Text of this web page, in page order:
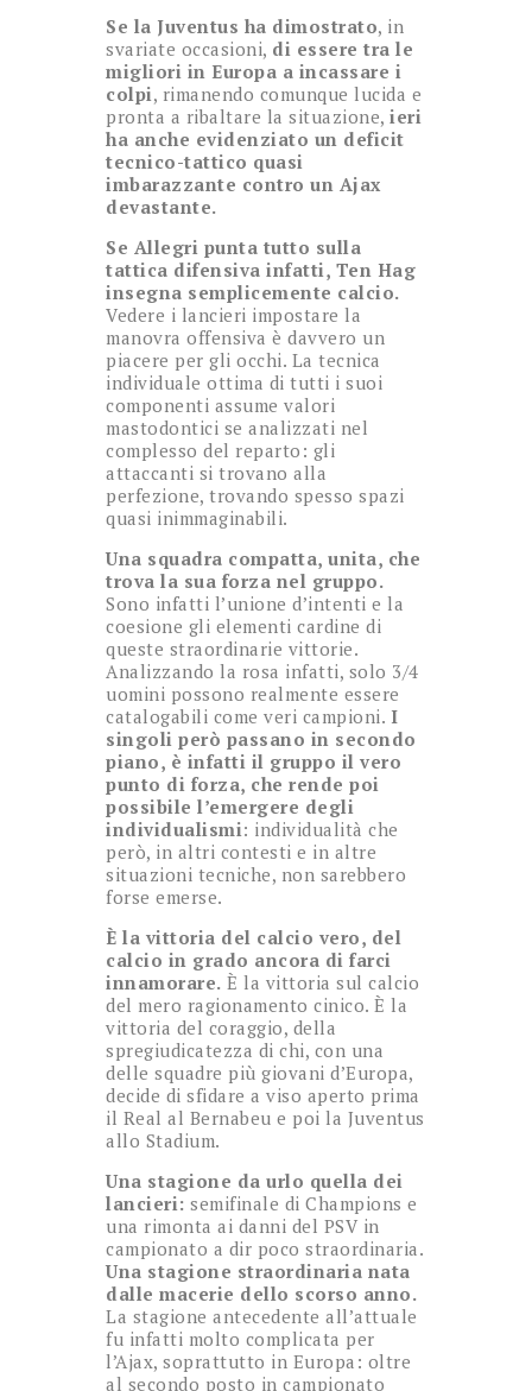
Se la Juventus ha dimostrato, in
svariate occasioni, di essere tra le
migliori in Europa a incassare i
colpi, rimanendo comunque lucida e
pronta a ribaltare la situazione, ieri
ha anche evidenziato un deficit
tecnico-tattico quasi
imbarazzante contro un Ajax
devastante.
Se Allegri punta tutto sulla
tattica difensiva infatti, Ten Hag
insegna semplicemente calcio.
Vedere i lancieri impostare la
manovra offensiva è davvero un
piacere per gli occhi. La tecnica
individuale ottima di tutti i suoi
componenti assume valori
mastodontici se analizzati nel
complesso del reparto: gli
attaccanti si trovano alla
perfezione, trovando spesso spazi
quasi inimmaginabili.
Una squadra compatta, unita, che
trova la sua forza nel gruppo.
Sono infatti l’unione d’intenti e la
coesione gli elementi cardine di
queste straordinarie vittorie.
Analizzando la rosa infatti, solo 3/4
uomini possono realmente essere
catalogabili come veri campioni. I
singoli però passano in secondo
piano, è infatti il gruppo il vero
punto di forza, che rende poi
possibile l’emergere degli
individualismi: individualità che
però, in altri contesti e in altre
situazioni tecniche, non sarebbero
forse emerse.
È la vittoria del calcio vero, del
calcio in grado ancora di farci
innamorare. È la vittoria sul calcio
del mero ragionamento cinico. È la
vittoria del coraggio, della
spregiudicatezza di chi, con una
delle squadre più giovani d’Europa,
decide di sfidare a viso aperto prima
il Real al Bernabeu e poi la Juventus
allo Stadium.
Una stagione da urlo quella dei
lancieri: semifinale di Champions e
una rimonta ai danni del PSV in
campionato a dir poco straordinaria.
Una stagione straordinaria nata
dalle macerie dello scorso anno.
La stagione antecedente all’attuale
fu infatti molto complicata per
l’Ajax, soprattutto in Europa: oltre
al secondo posto in campionato